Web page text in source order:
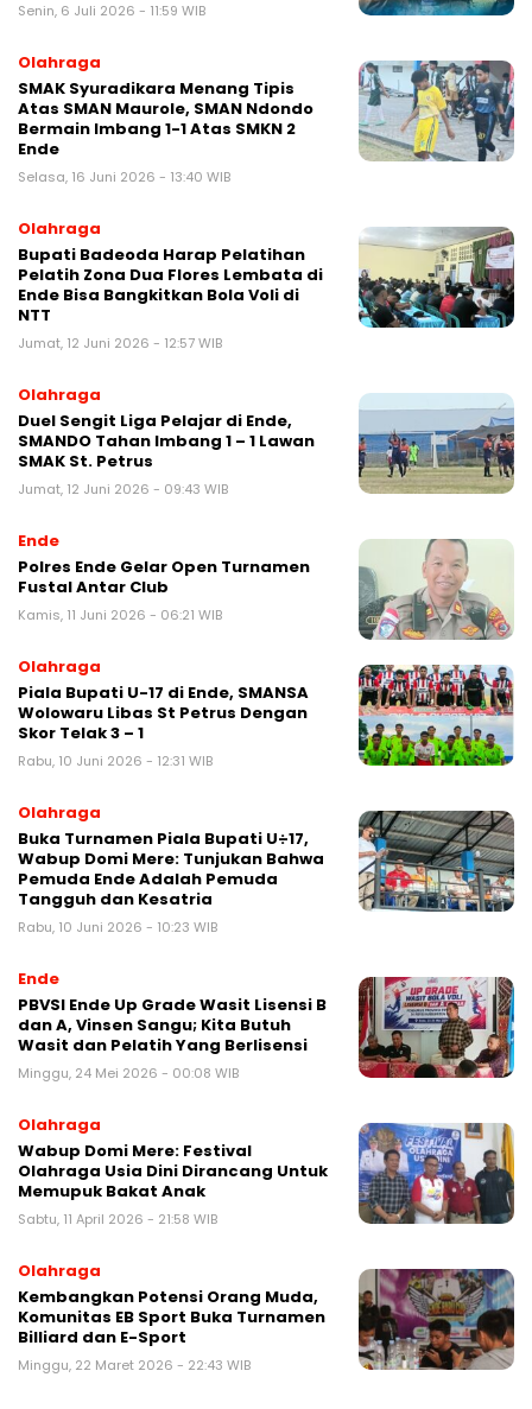
Senin, 6 Juli 2026 - 11:59 WIB
Olahraga
SMAK Syuradikara Menang Tipis
Atas SMAN Maurole, SMAN Ndondo
Bermain Imbang 1-1 Atas SMKN 2
Ende
Selasa, 16 Juni 2026 - 13:40 WIB
Olahraga
Bupati Badeoda Harap Pelatihan
Pelatih Zona Dua Flores Lembata di
Ende Bisa Bangkitkan Bola Voli di
NTT
Jumat, 12 Juni 2026 - 12:57 WIB
Olahraga
Duel Sengit Liga Pelajar di Ende,
SMANDO Tahan Imbang 1 – 1 Lawan
SMAK St. Petrus
Jumat, 12 Juni 2026 - 09:43 WIB
Ende
Polres Ende Gelar Open Turnamen
Fustal Antar Club
Kamis, 11 Juni 2026 - 06:21 WIB
Olahraga
Piala Bupati U-17 di Ende, SMANSA
Wolowaru Libas St Petrus Dengan
Skor Telak 3 – 1
Rabu, 10 Juni 2026 - 12:31 WIB
Olahraga
Buka Turnamen Piala Bupati U÷17,
Wabup Domi Mere: Tunjukan Bahwa
Pemuda Ende Adalah Pemuda
Tangguh dan Kesatria
Rabu, 10 Juni 2026 - 10:23 WIB
Ende
PBVSI Ende Up Grade Wasit Lisensi B
dan A, Vinsen Sangu; Kita Butuh
Wasit dan Pelatih Yang Berlisensi
Minggu, 24 Mei 2026 - 00:08 WIB
Olahraga
Wabup Domi Mere: Festival
Olahraga Usia Dini Dirancang Untuk
Memupuk Bakat Anak
Sabtu, 11 April 2026 - 21:58 WIB
Olahraga
Kembangkan Potensi Orang Muda,
Komunitas EB Sport Buka Turnamen
Billiard dan E-Sport
Minggu, 22 Maret 2026 - 22:43 WIB